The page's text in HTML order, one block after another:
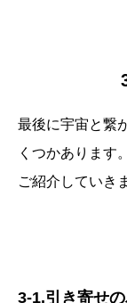
最後に宇宙と繋
くつかあります
ご紹介していき
3-1.引き寄せ